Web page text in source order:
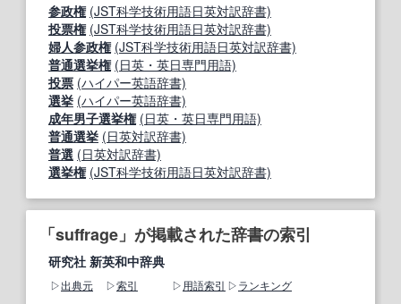
参政権 (JST科学技術用語日英対訳辞書)
投票権 (JST科学技術用語日英対訳辞書)
婦人参政権 (JST科学技術用語日英対訳辞書)
普通選挙権 (日英・英日専門用語)
投票 (ハイパー英語辞書)
選挙 (ハイパー英語辞書)
成年男子選挙権 (日英・英日専門用語)
普通選挙 (日英対訳辞書)
普選 (日英対訳辞書)
選挙権 (JST科学技術用語日英対訳辞書)
「suffrage」が掲載された辞書の索引
研究社 新英和中辞典
出典元 索引 用語索引
ランキング